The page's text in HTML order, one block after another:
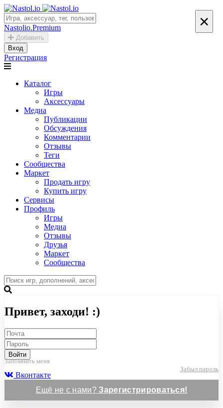
Nastolio.Premium
Добавить
Вход
Регистрация
Каталог
Игры
Аксессуары
Медиа
Публикации
Обсуждения
Комментарии
Отзывы
Теги
Сообщества
Маркет
Продать игру
Купить игру
Сервисы
Профиль
Игры
Медиа
Отзывы
Друзья
Маркет
Сообщества
×
Привет, заходи! :)
Войти
Запомнить меня
Забыл пароль
Вконтакте
Ещё не с нами?Зарегистрироваться!